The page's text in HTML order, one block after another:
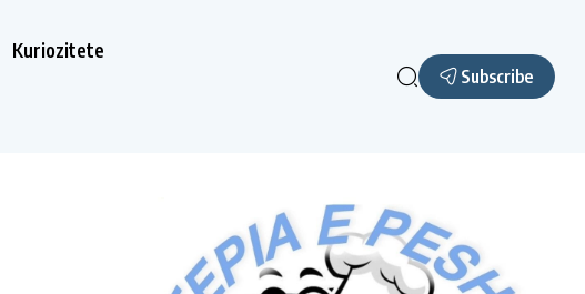
Kuriozitete
Subscribe